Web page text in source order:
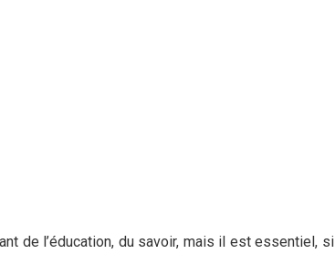
de l’éducation, du savoir, mais il est essentiel, si